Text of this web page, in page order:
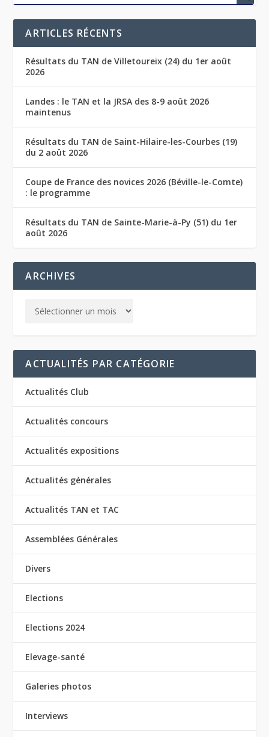
ARTICLES RÉCENTS
Résultats du TAN de Villetoureix (24) du 1er août
2026
Landes : le TAN et la JRSA des 8-9 août 2026
maintenus
Résultats du TAN de Saint-Hilaire-les-Courbes (19)
du 2 août 2026
Coupe de France des novices 2026 (Béville-le-Comte)
: le programme
Résultats du TAN de Sainte-Marie-à-Py (51) du 1er
août 2026
ARCHIVES
ACTUALITÉS PAR CATÉGORIE
Actualités Club
Actualités concours
Actualités expositions
Actualités générales
Actualités TAN et TAC
Assemblées Générales
Divers
Elections
Elections 2024
Elevage-santé
Galeries photos
Interviews